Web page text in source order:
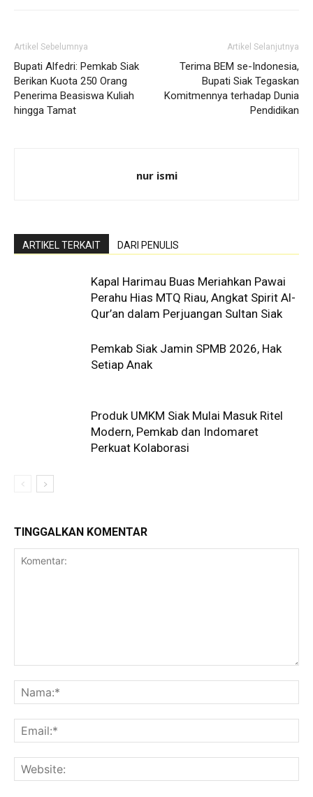
Artikel Sebelumnya
Bupati Alfedri: Pemkab Siak
Berikan Kuota 250 Orang
Penerima Beasiswa Kuliah
hingga Tamat
Artikel Selanjutnya
Terima BEM se-Indonesia,
Bupati Siak Tegaskan
Komitmennya terhadap Dunia
Pendidikan
nur ismi
ARTIKEL TERKAIT DARI PENULIS
Kapal Harimau Buas Meriahkan Pawai
Perahu Hias MTQ Riau, Angkat Spirit Al-
Qur’an dalam Perjuangan Sultan Siak
Pemkab Siak Jamin SPMB 2026, Hak
Setiap Anak
Produk UMKM Siak Mulai Masuk Ritel
Modern, Pemkab dan Indomaret
Perkuat Kolaborasi
TINGGALKAN KOMENTAR